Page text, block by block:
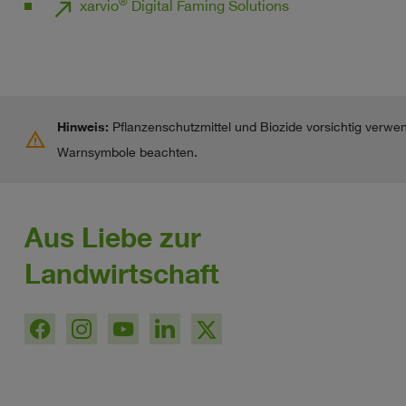
north_east xarvio Digital Faming Solutions
warning Hinweis: Pflanzenschutzmittel und Biozide vorsichtig
Warnsymbole beachten.
Aus Liebe zur
Landwirtschaft